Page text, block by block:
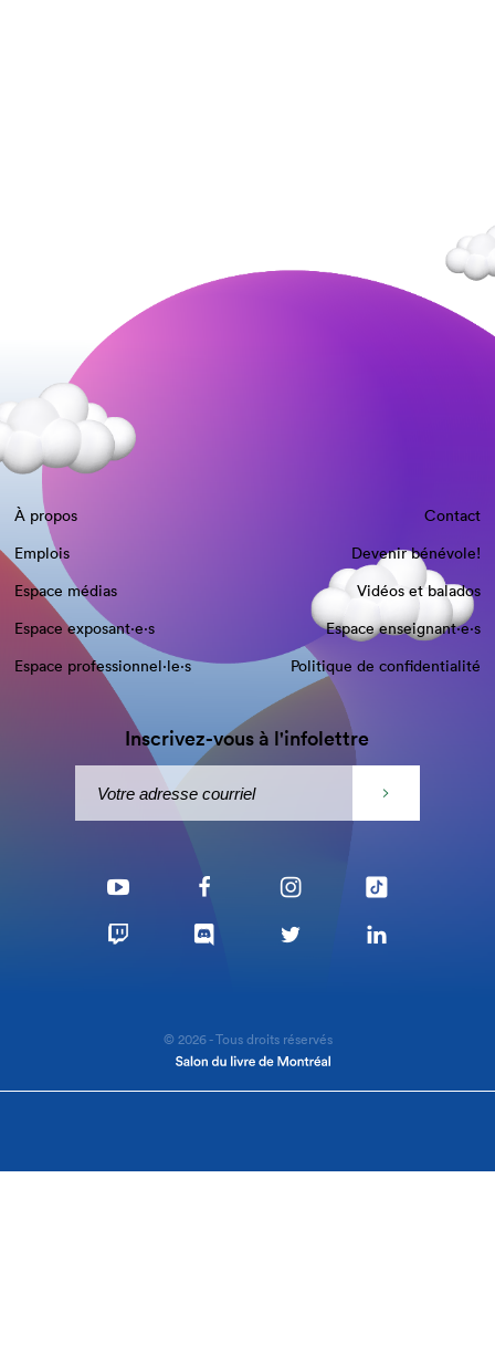
À propos
Contact
Emplois
Devenir bénévole!
Espace médias
Vidéos et balados
Espace exposant·e⋅s
Espace enseignant·e⋅s
Espace professionnel·le⋅s
Politique de confidentialité
Inscrivez-vous à l'infolettre
© 2026 - Tous droits réservés